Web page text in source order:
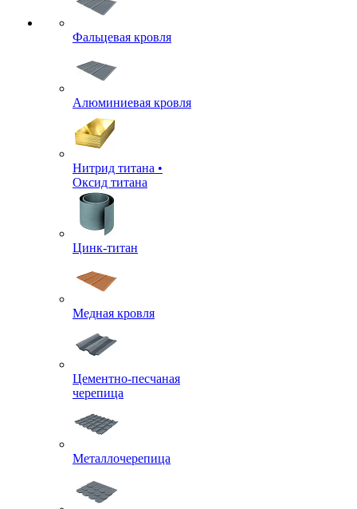
Фальцевая кровля
Алюминиевая кровля
Нитрид титана •
Оксид титана
Цинк-титан
Медная кровля
Цементно-песчаная
черепица
Металлочерепица